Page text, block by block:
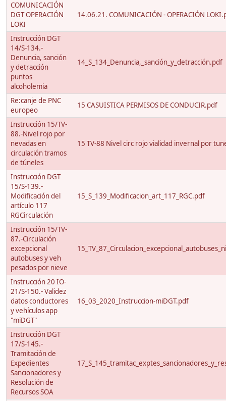
COMUNICACIÓN
DGT OPERACIÓN
LOKI
14.06.21. COMUNICACIÓN - OPERACIÓN
Instrucción DGT
14/S-134.-
Denuncia, sanción
y detracción
puntos
alcoholemia
14_S_134_Denuncia,_sanción_y_detracción.pdf
Re:canje de PNC
europeo
15 CASUISTICA PERMISOS DE CONDUCIR.pdf
Instrucción 15/TV-
88.-Nivel rojo por
nevadas en
circulación tramos
de túneles
15 TV-88 Nivel circ rojo vialidad invernal por
Instrucción DGT
15/S-139.-
Modificación del
artículo 117
RGCirculación
15_S_139_Modificacion_art_117_RGC.pdf
Instrucción 15/TV-
87.-Circulación
excepcional
autobuses y veh
pesados por nieve
Instrucción 20 IO-
21/S-150.- Validez
datos conductores
y vehículos app
"miDGT"
16_03_2020_Instruccion-miDGT.pdf
Instrucción DGT
17/S-145.-
Tramitación de
Expedientes
Sancionadores y
Resolución de
Recursos SOA